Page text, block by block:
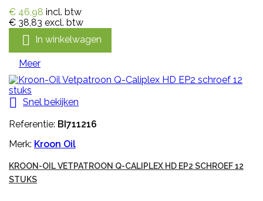
€ 46,98 incl. btw
€ 38,83 excl. btw
 In winkelwagen
Meer
 Snel bekijken
Referentie: BI711216
Merk: Kroon Oil
KROON-OIL VETPATROON Q-CALIPLEX HD EP2 SCHROEF 12
STUKS